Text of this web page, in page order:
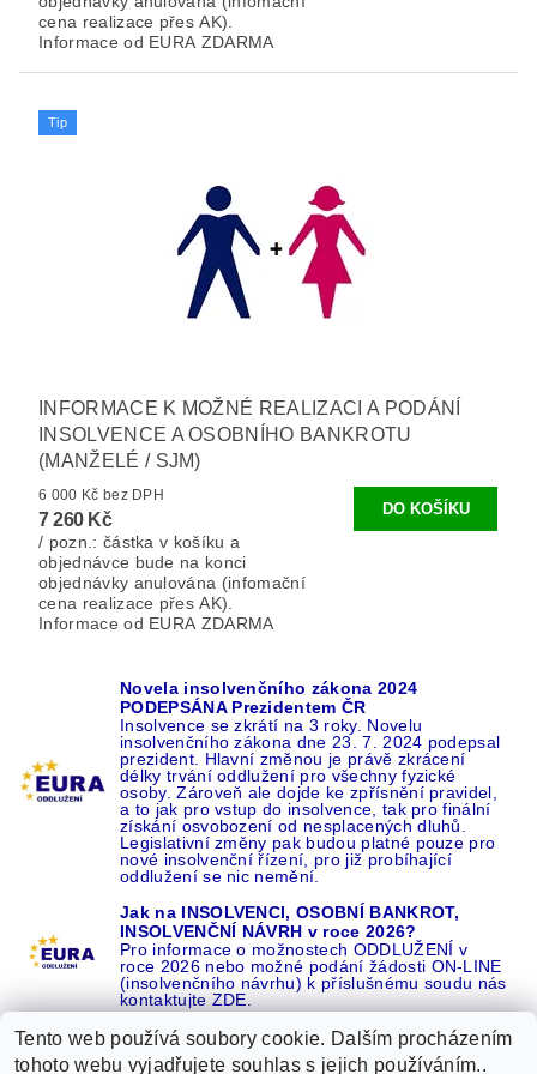
cena realizace přes AK).
Informace od EURA ZDARMA
Tip
INFORMACE K MOŽNÉ REALIZACI A PODÁNÍ
INSOLVENCE A OSOBNÍHO BANKROTU
(MANŽELÉ / SJM)
6 000 Kč bez DPH
7 260 Kč
/ pozn.: částka v košíku a
objednávce bude na konci
objednávky anulována (infomační
cena realizace přes AK).
Informace od EURA ZDARMA
Novela insolvenčního zákona 2024
PODEPSÁNA Prezidentem ČR
Insolvence se zkrátí na 3 roky. Novelu
insolvenčního zákona dne 23. 7. 2024 podepsal
prezident. Hlavní změnou je právě zkrácení
délky trvání oddlužení pro všechny fyzické
osoby. Zároveň ale dojde ke zpřísnění pravidel,
a to jak pro vstup do insolvence, tak pro finální
získání osvobození od nesplacených dluhů.
Legislativní změny pak budou platné pouze pro
nové insolvenční řízení, pro již probíhající
oddlužení se nic nemění.
Jak na INSOLVENCI, OSOBNÍ BANKROT,
INSOLVENČNÍ NÁVRH v roce 2026?
Pro informace o možnostech ODDLUŽENÍ v
roce 2026 nebo možné podání žádosti ON-LINE
(insolvenčního návrhu) k příslušnému soudu nás
kontaktujte ZDE.
Tento web používá soubory cookie. Dalším procházením
tohoto webu vyjadřujete souhlas s jejich používáním..